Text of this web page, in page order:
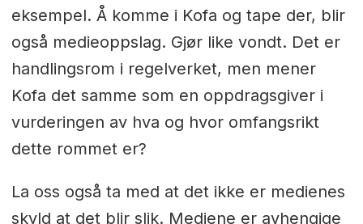
eksempel. Å komme i Kofa og tape der, blir
også medieoppslag. Gjør like vondt. Det er
handlingsrom i regelverket, men mener
Kofa det samme som en oppdragsgiver i
vurderingen av hva og hvor omfangsrikt
dette rommet er?
La oss også ta med at det ikke er medienes
skyld at det blir slik. Mediene er avhengige